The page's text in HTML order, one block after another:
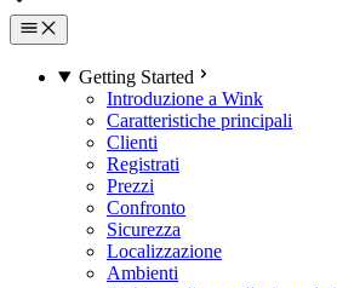
Getting Started
Introduzione a Wink
Caratteristiche principali
Clienti
Registrati
Prezzi
Confronto
Sicurezza
Localizzazione
Ambienti